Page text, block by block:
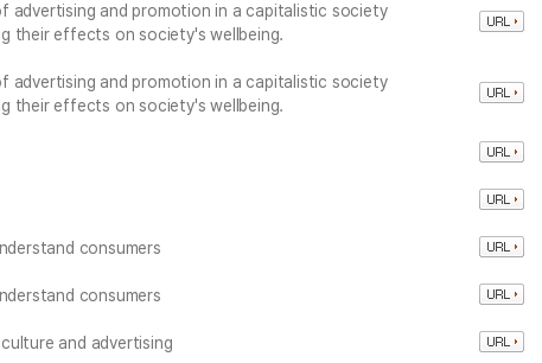
advertising and promotion in a capitalistic society
their effects on society's wellbeing.
advertising and promotion in a capitalistic society
their effects on society's wellbeing.
consumers
consumers
and advertising